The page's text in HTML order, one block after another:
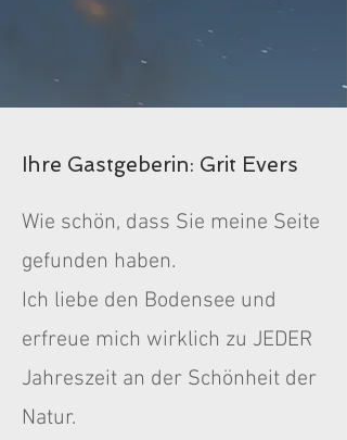
Ihre Gastgeberin: Grit Evers
Wie schön, dass Sie meine Seite
gefunden haben.
Ich liebe den Bodensee und
erfreue mich wirklich zu JEDER
Jahreszeit an der Schönheit der
Natur.